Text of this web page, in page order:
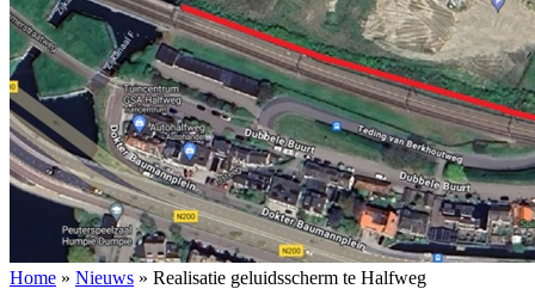
Home » Nieuws » Realisatie geluidsscherm te Halfweg